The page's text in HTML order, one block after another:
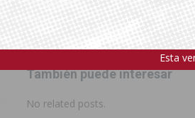
Compártelo:
También puede interesar
No related posts.
Esta